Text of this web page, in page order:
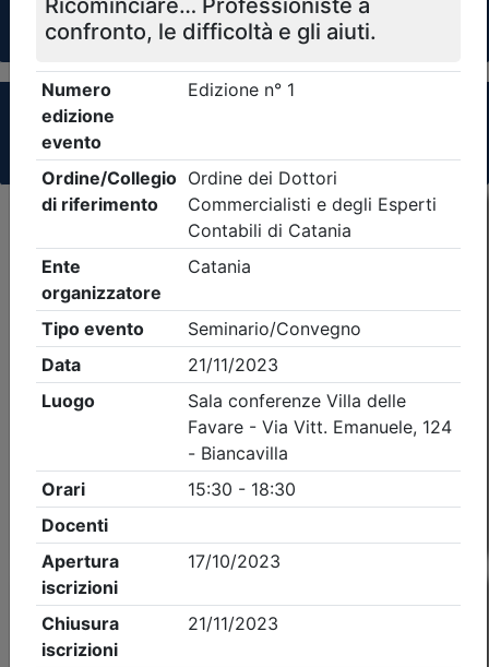
Il portale della formazione per Ordini e
Collegi Professionali
Clicca qui - espandi la sezione dei filtri ricerca
Criteri di ricerca applicati:
- Tipo Ordine/collegio:
Catania- Eventi in programma dal6/8/2026
Precedente 1 Successiva
Nessun risultato per i parametri inseriti
Esito della ricerca eventi formativi